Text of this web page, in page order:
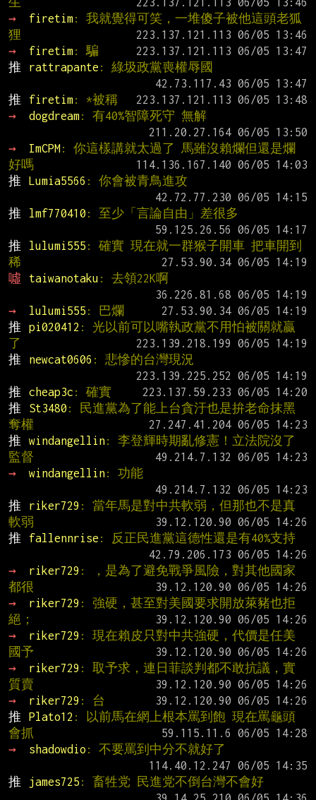
→
firetim: 我就覺得可笑，一堆傻子被他這頭老狐
狸
→
firetim: 騙
推
rattrapante : 綠圾政黨喪權辱國
推
firetim: *被稱
→
dogdream: 有40%智障死守 無解
→
ImCPM: 你這樣講就太過了 馬雖沒賴爛但還是爛
好嗎
推
Lumia5566 : 你會被青鳥進攻
推
lmf770410 : 至少「言論自由」差很多
推
lulumi555 : 確實 現在就一群猴子開車 把車開到
稀
噓
taiwanotaku : 去領22K啊
→
lulumi555 : 巴爛
推
pi020412 : 光以前可以嘴執政黨不用怕被關就贏
了
推
newcat0606 : 悲慘的台灣現況
推
cheap3c : 確實
推
St3480 : 民進黨為了能上台貪汙也是拚老命抹黑
奪權
推
windangellin: 李登輝時期亂修憲！立法院沒了
監督
→
windangellin: 功能
推
riker729 : 當年馬是對中共軟弱，但那也不是真
軟弱
推
fallennrise : 反正民進黨這德性還是有40%支持
→
riker729 : ，是為了避免戰爭風險，對其他國家
都很
→
riker729 : 強硬，甚至對美國要求開放萊豬也拒
絕；
→
riker729 : 現在賴皮只對中共強硬，代價是任美
國予
→
riker729 : 取予求，連日菲談判都不敢抗議，實
質賣
→
riker729 : 台
推
Plato12 : 以前馬在網上根本罵到飽 現在罵龜頭
會抓
→
shadowdio : 不要罵到中分不就好了
推
james725 : 畜牲党 民進党不倒台灣不會好